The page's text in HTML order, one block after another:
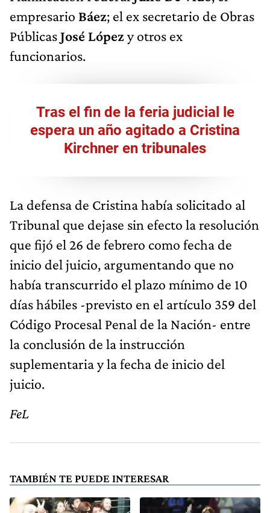
empresario Báez; el ex secretario de Obras
PúblicasJosé Lópezy otros ex
funcionarios.
Tras el fin de la feria judicial le
espera un año agitado a Cristina
Kirchner en tribunales
La defensa de Cristina había solicitado al
Tribunal que dejase sin efecto la resolución
que fijó el 26 de febrero como fecha de
inicio del juicio, argumentando que no
había transcurrido el plazo mínimo de 10
días hábiles -previsto en el artículo 359 del
Código Procesal Penal de la Nación- entre
la conclusión de la instrucción
suplementaria y la fecha de inicio del
juicio.
FeL
TAMBIÉN TE PUEDE INTERESAR